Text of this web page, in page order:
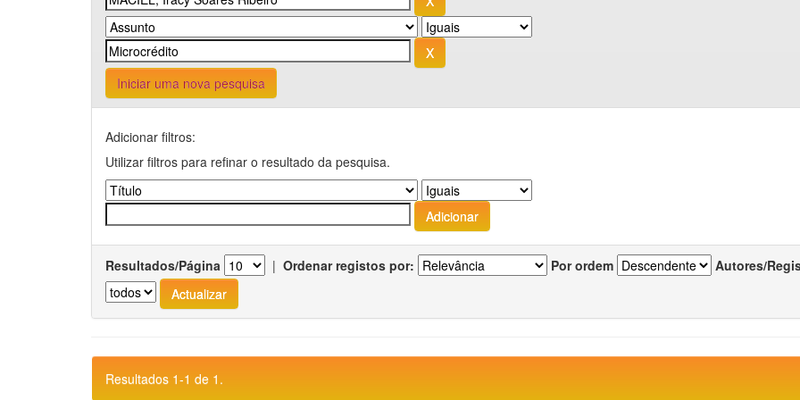
Iniciar uma nova pesquisa
Adicionar filtros:
Utilizar filtros para refinar o resultado da pesquisa.
Resultados/Página | Ordenar registos por: Por ordem Autores/
Resultados 1-1 de 1.